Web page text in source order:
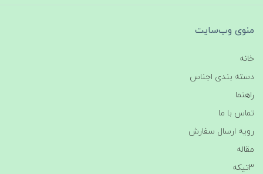
منوی وب‌سایت
خانه
دسته بندی اجناس
راهنما
تماس با ما
رویه ارسال سفارش
مقاله
3تیکه